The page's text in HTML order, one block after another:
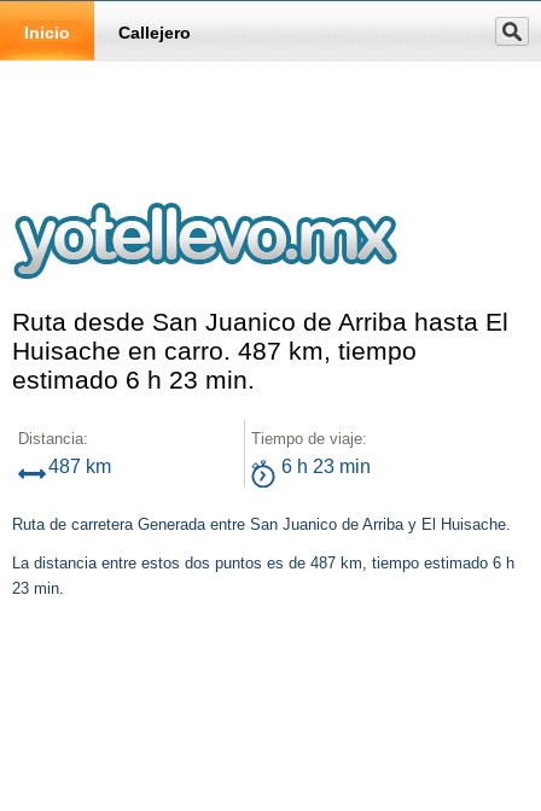
Inicio Callejero
Ruta desde San Juanico de Arriba hasta El
Huisache en carro. 487 km, tiempo
estimado 6 h 23 min.
Distancia:
487 km
Tiempo de viaje:
6 h 23 min
Ruta de carretera Generada entre San Juanico de Arriba y El Huisache.
La distancia entre estos dos puntos es de 487 km, tiempo estimado 6 h
23 min.